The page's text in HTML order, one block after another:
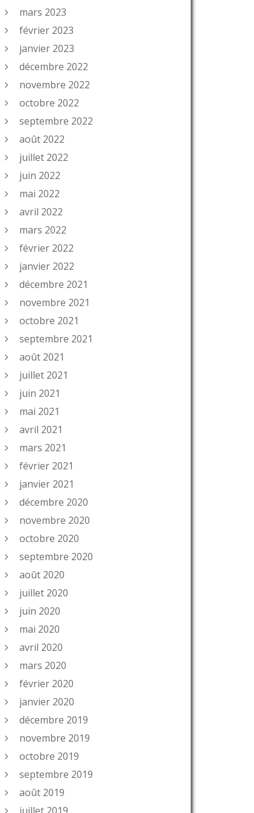
mars 2023
février 2023
janvier 2023
décembre 2022
novembre 2022
octobre 2022
septembre 2022
août 2022
juillet 2022
juin 2022
mai 2022
avril 2022
mars 2022
février 2022
janvier 2022
décembre 2021
novembre 2021
octobre 2021
septembre 2021
août 2021
juillet 2021
juin 2021
mai 2021
avril 2021
mars 2021
février 2021
janvier 2021
décembre 2020
novembre 2020
octobre 2020
septembre 2020
août 2020
juillet 2020
juin 2020
mai 2020
avril 2020
mars 2020
février 2020
janvier 2020
décembre 2019
novembre 2019
octobre 2019
septembre 2019
août 2019